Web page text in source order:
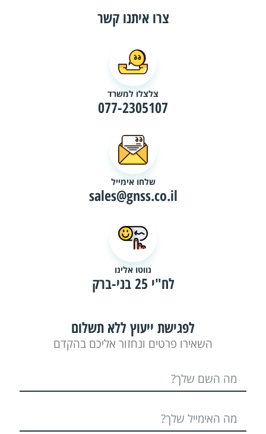
צרו איתנו קשר
צלצלו למשרד
077-2305107
שלחו אימייל
sales@gnss.co.il
נווטו אלינו
לח"י 25 בני-ברק
לפגישת ייעוץ ללא תשלום
השאירו פרטים ונחזור אליכם בהקדם